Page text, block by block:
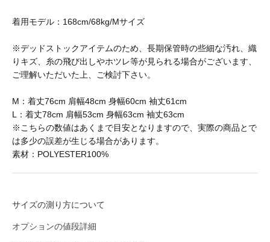
着用モデル：168cm/68kg/Mサイズ
※デッドストックアイテムのため、長期保管時の些細な汚れ、織
りキズ、糸の飛び出しやホツレ等が見られる場合がございます、
ご理解いただいた上、ご検討下さい。
M：着丈76cm 肩幅48cm 身幅60cm 袖丈61cm
L：着丈78cm 肩幅53cm 身幅63cm 袖丈63cm
※こちらの数値はあくまで目安となりますので、実際の商品とで
は多少の誤差が生じる場合があります。
素材：POLYESTER100%
サイズの測り方について
オプションの値段詳細
BasShu
BEADED ACCESSORIES
benine 9
BTCS